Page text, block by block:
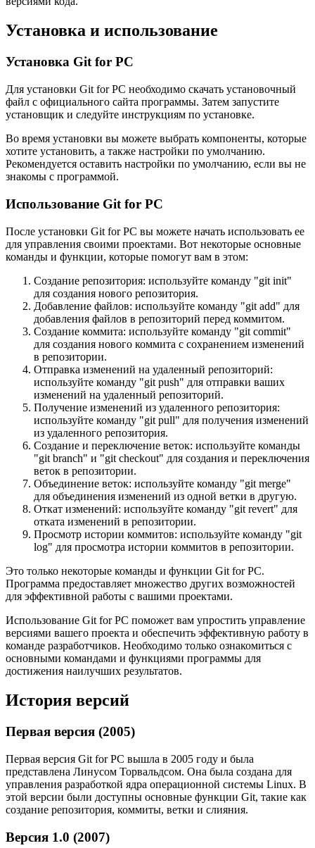
Установка и использование
Установка Git for PC
Для установки Git for PC необходимо скачать установочный
файл с официального сайта программы. Затем запустите
установщик и следуйте инструкциям по установке.
Во время установки вы можете выбрать компоненты, которые
хотите установить, а также настройки по умолчанию.
Рекомендуется оставить настройки по умолчанию, если вы не
знакомы с программой.
Использование Git for PC
После установки Git for PC вы можете начать использовать ее
для управления своими проектами. Вот некоторые основные
команды и функции, которые помогут вам в этом:
Создание репозитория: используйте команду "git init"
для создания нового репозитория.
Добавление файлов: используйте команду "git add" для
добавления файлов в репозиторий перед коммитом.
Создание коммита: используйте команду "git commit"
для создания нового коммита с сохранением изменений
в репозитории.
Отправка изменений на удаленный репозиторий:
используйте команду "git push" для отправки ваших
изменений на удаленный репозиторий.
Получение изменений из удаленного репозитория:
используйте команду "git pull" для получения изменений
из удаленного репозитория.
Создание и переключение веток: используйте команды
"git branch" и "git checkout" для создания и переключения
веток в репозитории.
Объединение веток: используйте команду "git merge"
для объединения изменений из одной ветки в другую.
Откат изменений: используйте команду "git revert" для
отката изменений в репозитории.
Просмотр истории коммитов: используйте команду "git
log" для просмотра истории коммитов в репозитории.
Это только некоторые команды и функции Git for PC.
Программа предоставляет множество других возможностей
для эффективной работы с вашими проектами.
Использование Git for PC поможет вам упростить управление
версиями вашего проекта и обеспечить эффективную работу в
команде разработчиков. Необходимо только ознакомиться с
основными командами и функциями программы для
достижения наилучших результатов.
История версий
Первая версия (2005)
Первая версия Git for PC вышла в 2005 году и была
представлена Линусом Торвальдсом. Она была создана для
управления разработкой ядра операционной системы Linux. В
этой версии были доступны основные функции Git, такие как
создание репозитория, коммиты, ветки и слияния.
Версия 1.0 (2007)